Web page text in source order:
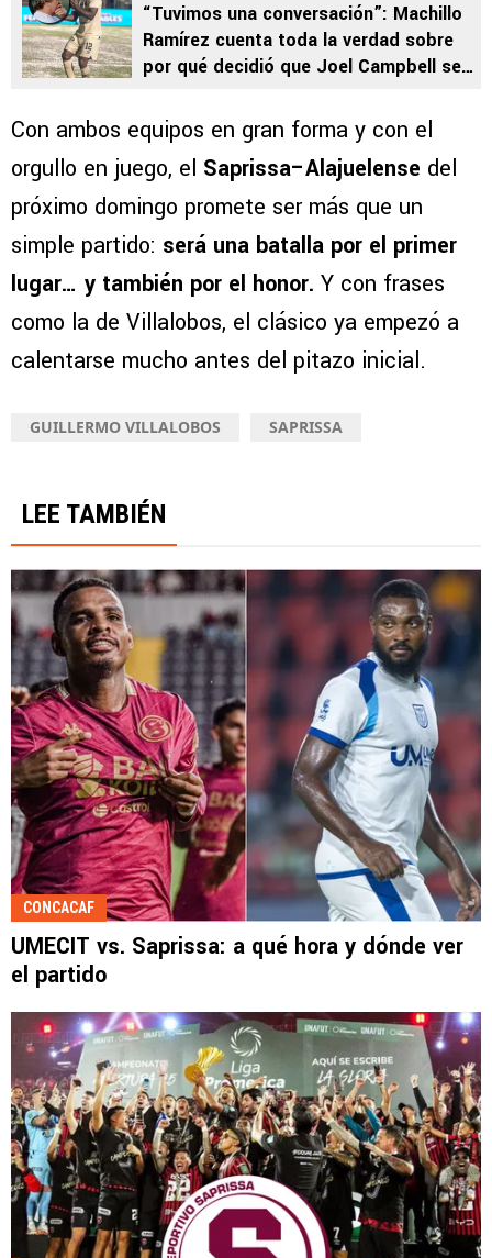
“Tuvimos una conversación”: Machillo
Ramírez cuenta toda la verdad sobre
por qué decidió que Joel Campbell se
Con ambos equipos en gran forma y con el
orgullo en juego, el Saprissa–Alajuelense del
próximo domingo promete ser más que un
simple partido: será una batalla por el primer
lugar… y también por el honor. Y con frases
como la de Villalobos, el clásico ya empezó a
calentarse mucho antes del pitazo inicial.
GUILLERMO VILLALOBOS SAPRISSA
LEE TAMBIÉN
CONCACAF
UMECIT vs. Saprissa: a qué hora y dónde ver
el partido